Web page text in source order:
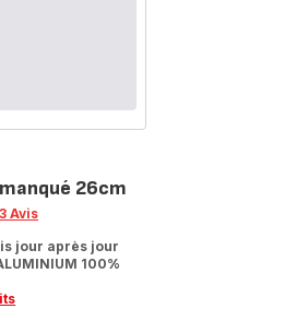
26cm
Avis
jour après jour
100%